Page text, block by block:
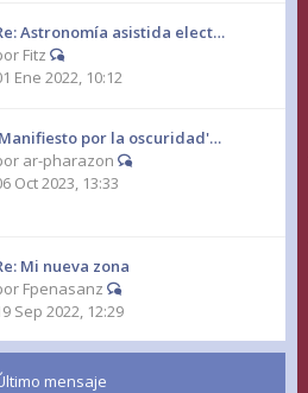
Astronomía asistida elect…
Fitz
Ene 2022, 10:12
por la oscuridad'…
ar-pharazon
Oct 2023, 13:33
Mi nueva zona
Fpenasanz
Sep 2022, 12:29
mensaje